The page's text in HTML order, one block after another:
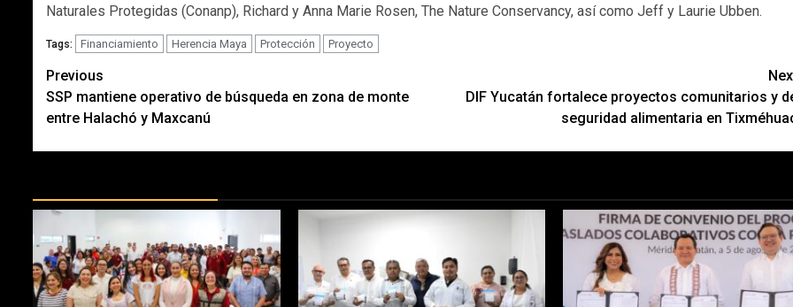
Naturales Protegidas (Conanp), Richard y Anna Marie Rosen, The Nature Conservancy, así como Jeff y Laurie Ubben.
Tags: Financiamiento Herencia Maya Protección Proyecto
Post
navigation
Previous
SSP mantiene operativo de búsqueda en zona de monte
entre Halachó y Maxcanú
DIF Yucatán fortalece proyectos comunitarios y
seguridad alimentaria en